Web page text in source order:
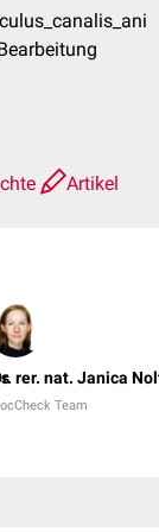
Artikel
rer. nat. Janica
Team